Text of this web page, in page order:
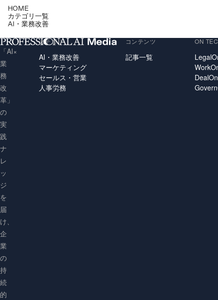
HOME
カテゴリ一覧
AI・業務改善
「AI×
業
務
改
革」
の
実
践
ナ
レ
ッ
ジ
を
届
け、
企
業
の
持
続
的
カテゴリ
AI・業務改善
マーケティング
セールス・営業
人事労務
コンテンツ
記事一覧
ON
DealOn